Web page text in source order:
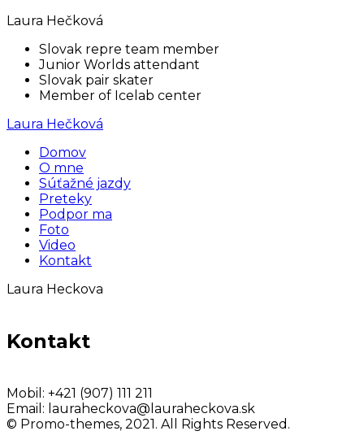
Laura Hečková
Slovak repre team member
Junior Worlds attendant
Slovak pair skater
Member of Icelab center
Laura Hečková
Domov
O mne
Súťažné jazdy
Preteky
Podpor ma
Foto
Video
Kontakt
Laura Heckova
Kontakt
Mobil: +421 (907) 111 211
Email: lauraheckova@lauraheckova.sk
© Promo-themes, 2021. All Rights Reserved.